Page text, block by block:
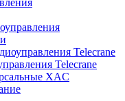
Telecrane
Telecrane
XAC